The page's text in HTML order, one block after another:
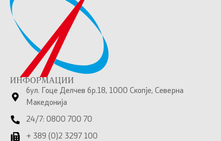
ИНФОРМАЦИИ
бул. Гоце Делчев бр.18, 1000 Скопје, Северна
Македонија
24/7: 0800 700 70
+ 389 (0)2 3297 100